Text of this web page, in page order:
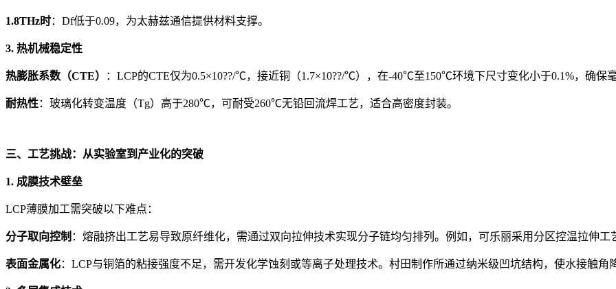
1.8THz时：Df低于0.09，为太赫兹通信提供材料支撑。
3. 热机械稳定性
热膨胀系数（CTE） ：LCP的CTE仅为0.5×10??/℃，接近铜（1.7×10??/℃），在-40℃至150℃环境下尺寸变化小于0.1%，确保
耐热性：玻璃化转变温度（Tg）高于280℃，可耐受260℃无铅回流焊工艺，适合高密度封装。
三、工艺挑战：从实验室到产业化的突破
1. 成膜技术壁垒
LCP薄膜加工需突破以下难点：
分子取向控制 ：熔融挤出工艺易导致原纤维化，需通过双向拉伸技术实现分子链均匀排列。例如，可乐丽采用分区控温拉伸
表面金属化：LCP与铜箔的粘接强度不足，需开发化学蚀刻或等离子处理技术。村田制作所通过纳米级凹坑结构，使水接触角